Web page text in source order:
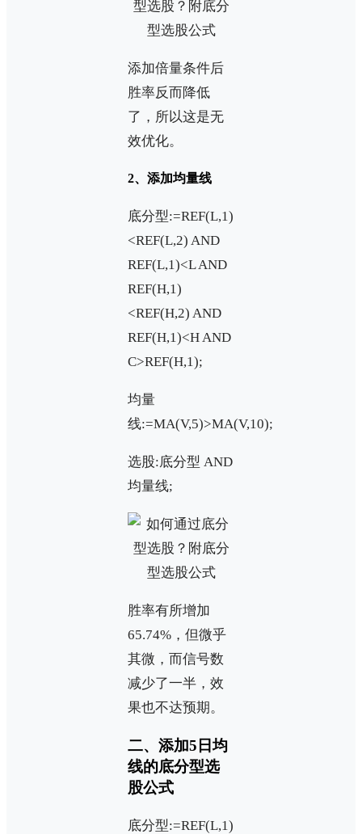
添加倍量条件后
胜率反而降低
了，所以这是无
效优化。
2、添加均量线
底分型:=REF(L,1)
<REF(L,2) AND
REF(L,1)<L AND
REF(H,1)
<REF(H,2) AND
REF(H,1)<H AND
C>REF(H,1);
均量
线:=MA(V,5)>MA(V,10);
选股:底分型 AND
均量线;
胜率有所增加
65.74%，但微乎
其微，而信号数
减少了一半，效
果也不达预期。
二、添加5日均
线的底分型选
股公式
底分型:=REF(L,1)